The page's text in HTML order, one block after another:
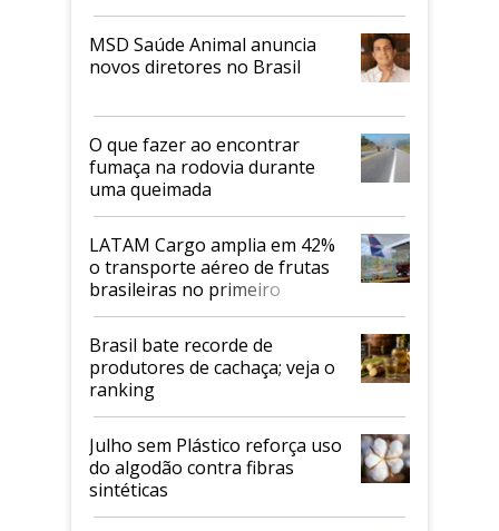
MSD Saúde Animal anuncia
novos diretores no Brasil
O que fazer ao encontrar
fumaça na rodovia durante
uma queimada
LATAM Cargo amplia em 42%
o transporte aéreo de frutas
brasileiras no primeiro
semestre
Brasil bate recorde de
produtores de cachaça; veja o
ranking
Julho sem Plástico reforça uso
do algodão contra fibras
sintéticas